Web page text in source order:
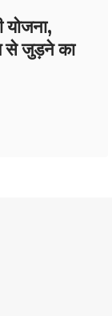
योजना,
से जुड़ने का